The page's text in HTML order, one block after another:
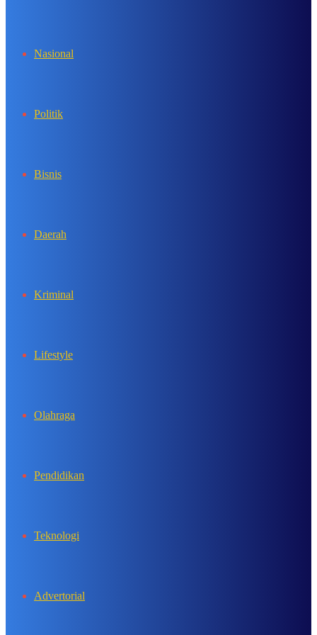
Nasional
Politik
Bisnis
Daerah
Kriminal
Lifestyle
Olahraga
Pendidikan
Teknologi
Advertorial